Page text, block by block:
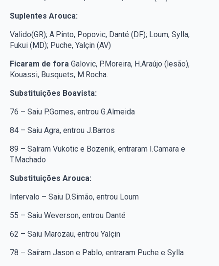
Suplentes Arouca:
Valido(GR); A.Pinto, Popovic, Danté (DF); Loum, Sylla,
Fukui (MD); Puche, Yalçin (AV)
Ficaram de fora Galovic, P.Moreira, H.Araújo (lesão),
Kouassi, Busquets, M.Rocha.
Substituições Boavista:
76 – Saiu P.Gomes, entrou G.Almeida
84 – Saiu Agra, entrou J.Barros
89 – Saíram Vukotic e Bozenik, entraram I.Camara e
T.Machado
Substituições Arouca:
Intervalo – Saiu D.Simão, entrou Loum
55 – Saiu Weverson, entrou Danté
62 – Saiu Marozau, entrou Yalçin
78 – Saíram Jason e Pablo, entraram Puche e Sylla